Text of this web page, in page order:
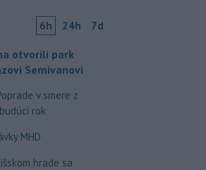
6h 24h 7d
otvorili park
Semivanovi
v smere z
rok
MHD
hrade sa